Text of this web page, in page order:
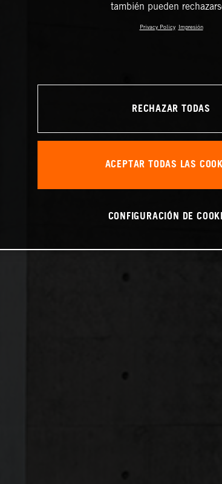
también pueden
Privacy Policy Impresión
RECHAZAR TODAS
ACEPTAR TODAS LAS
CONFIGURACIÓN DE